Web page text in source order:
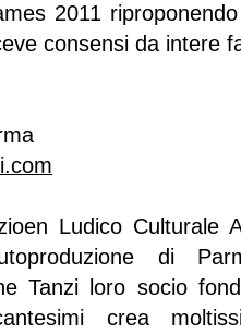
2011
consensi da intere
Ludico Culturale
di
Tanzi loro socio
crea